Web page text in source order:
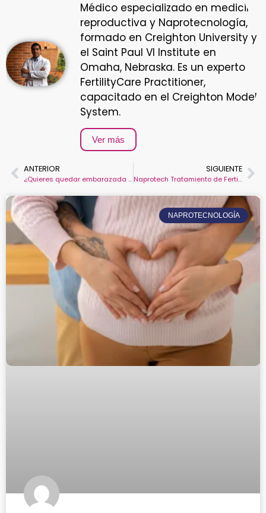
Médico especializado en medicina
reproductiva y Naprotecnología,
formado en Creighton University y
el Saint Paul VI Institute en
Omaha, Nebraska. Es un experto
FertilityCare Practitioner,
capacitado en el Creighton Model
System.
Ver más
ANTERIOR
¿Quieres quedar embarazada de forma natural?
SIGUIENTE
Naprotech Tratamiento de Fertilidad
NAPROTECNOLOGÍA